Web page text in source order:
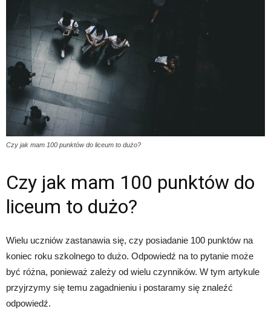
Czy jak mam 100 punktów do liceum to dużo?
Czy jak mam 100 punktów do
liceum to dużo?
Wielu uczniów zastanawia się, czy posiadanie 100 punktów na
koniec roku szkolnego to dużo. Odpowiedź na to pytanie może
być różna, ponieważ zależy od wielu czynników. W tym artykule
przyjrzymy się temu zagadnieniu i postaramy się znaleźć
odpowiedź.